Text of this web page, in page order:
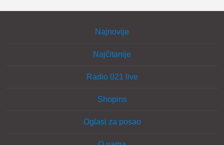
Najnovije
Najčitanije
Radio 021 live
Shopins
Oglasi za posao